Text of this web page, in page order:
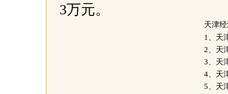
3万元。
天津
1、天
2、天
3、天
4、天
5、天